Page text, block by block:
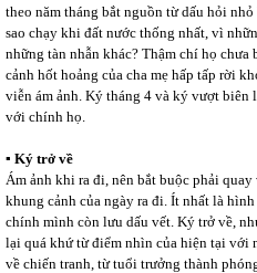
theo năm tháng bắt nguồn từ dấu hỏi
sao chạy khi đất nước thống nhất, vì
những tàn nhẫn khác? Thậm chí họ chưa
cảnh hốt hoảng của cha mẹ hấp tấp rời
viễn ám ảnh. Ký tháng 4 và ký vượt biên
với chính họ.
▪ Ký trở về
Ám ảnh khi ra đi, nên bắt buộc phải
khung cảnh của ngày ra đi. Ít nhất là
chính mình còn lưu dấu vết. Ký trở về,
lại quá khứ từ điểm nhìn của hiện tại với
về chiến tranh, từ tuổi trưởng thành